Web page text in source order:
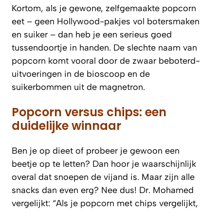
Kortom, als je gewone, zelfgemaakte popcorn
eet – geen Hollywood-pakjes vol botersmaken
en suiker – dan heb je een serieus goed
tussendoortje in handen. De slechte naam van
popcorn komt vooral door de zwaar beboterd-
uitvoeringen in de bioscoop en de
suikerbommen uit de magnetron.
Popcorn versus chips: een
duidelijke winnaar
Ben je op dieet of probeer je gewoon een
beetje op te letten? Dan hoor je waarschijnlijk
overal dat snoepen de vijand is. Maar zijn alle
snacks dan even erg? Nee dus! Dr. Mohamed
vergelijkt: “Als je popcorn met chips vergelijkt,